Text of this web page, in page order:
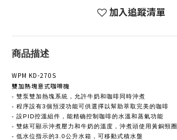
加入追蹤清單
商品描述
WPM KD-270S
雙加熱塊意式咖啡機
- 雙泵雙加熱塊系統，允許牛奶和咖啡同時沖煮
- 程序設有3個預浸功能可供選擇以幫助萃取完美的咖啡
- 設PID控溫組件，能精确控制咖啡的水溫和蒸氣功能
- 雙錶可顯示沖煮壓力和牛奶的溫度，沖煮頭使用黃銅頸圈
- 低水位指示的3.0公升水箱，可移動式積水盤